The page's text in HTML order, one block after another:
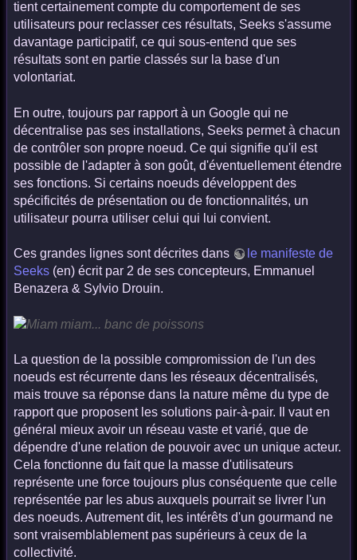
tient certainement compte du comportement de ses
utilisateurs pour reclasser ces résultats, Seeks s'assume
davantage participatif, ce qui sous-entend que ses
résultats sont en partie classés sur la base d'un
volontariat.
En outre, toujours par rapport à un Google qui ne
décentralise pas ses installations, Seeks permet à chacun
de contrôler son propre noeud. Ce qui signifie qu'il est
possible de l'adapter à son goût, d'éventuellement étendre
ses fonctions. Si certains noeuds développent des
spécificités de présentation ou de fonctionnalités, un
utilisateur pourra utiliser celui qui lui convient.
Ces grandes lignes sont décrites dans
le manifeste de
Seeks (en) écrit par 2 de ses concepteurs, Emmanuel
Benazera & Sylvio Drouin.
La question de la possible compromission de l'un des
noeuds est récurrente dans les réseaux décentralisés,
mais trouve sa réponse dans la nature même du type de
rapport que proposent les solutions pair-à-pair. Il vaut en
général mieux avoir un réseau vaste et varié, que de
dépendre d'une relation de pouvoir avec un unique acteur.
Cela fonctionne du fait que la masse d'utilisateurs
représente une force toujours plus conséquente que celle
représentée par les abus auxquels pourrait se livrer l'un
des noeuds. Autrement dit, les intérêts d'un gourmand ne
sont vraisemblablement pas supérieurs à ceux de la
collectivité.